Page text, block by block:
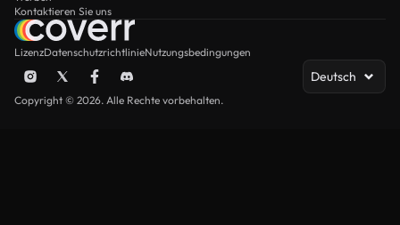
Kontaktieren Sie uns
LizenzDatenschutzrichtlinieNutzungsbedingungen
Deutsch
Copyright © 2026. Alle Rechte vorbehalten.